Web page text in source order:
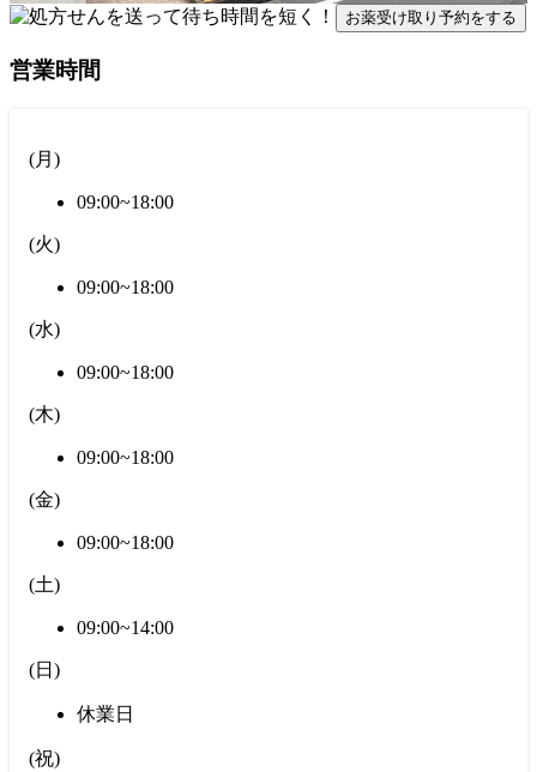
お薬受け取り予約をする
営業時間
(月 )
09:00~18:00
(火)
09:00~18:00
(水)
09:00~18:00
(木)
09:00~18:00
(金)
09:00~18:00
(土)
09:00~14:00
(日 )
休業日
(祝)